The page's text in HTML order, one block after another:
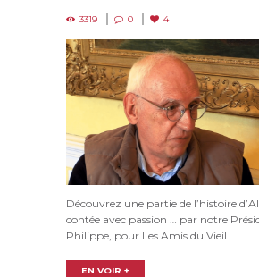
3319 0 4
Découvrez une partie de l’histoire
contée avec passion … par notre
Philippe, pour Les Amis du Vieil...
EN VOIR +